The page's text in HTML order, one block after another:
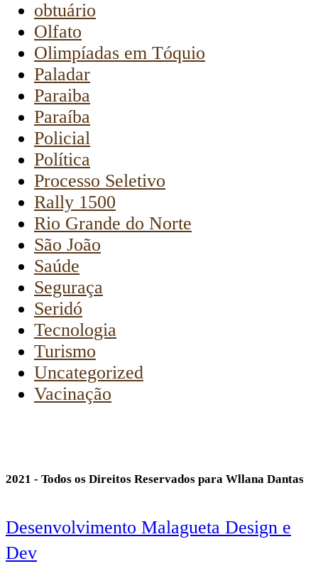
obtuário
Olfato
Olimpíadas em Tóquio
Paladar
Paraiba
Paraíba
Policial
Política
Processo Seletivo
Rally 1500
Rio Grande do Norte
São João
Saúde
Seguraça
Seridó
Tecnologia
Turismo
Uncategorized
Vacinação
2021 - Todos os Direitos Reservados para Wllana Dantas
Desenvolvimento Malagueta Design e
Dev